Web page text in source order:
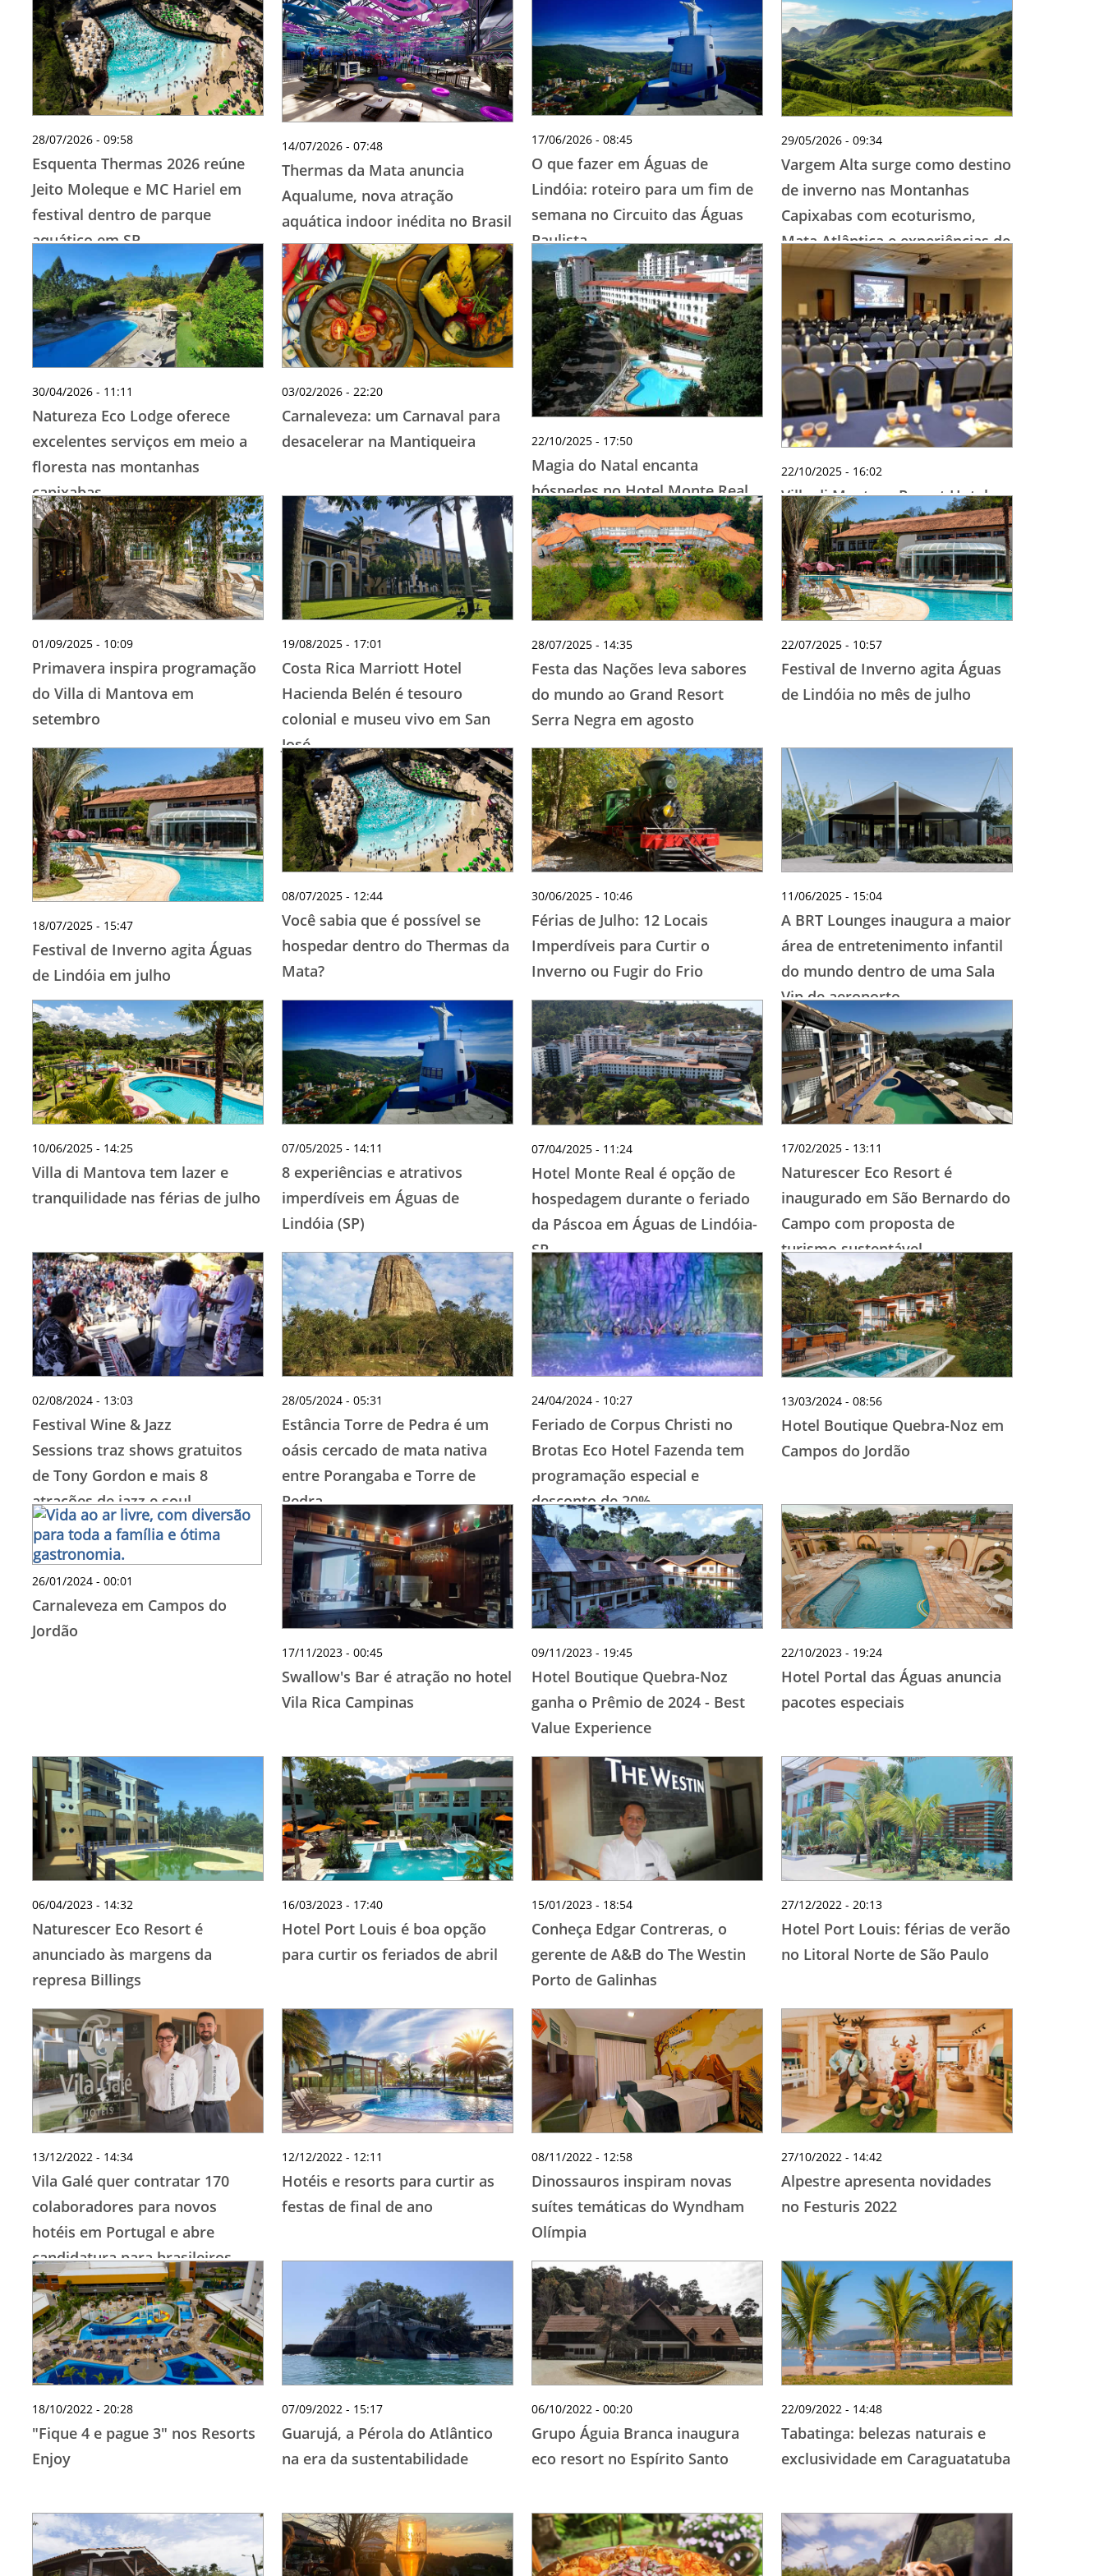
TESTADO E APROVADO
ÚLTIMAS NOTÍCIAS
PARCEIROS
QUEM SOMOS - EQUIPE
CONTATO
28/07/2026 - 09:58
Esquenta Thermas 2026 reúne
Jeito Moleque e MC Hariel em
festival dentro de parque
aquático em SP
14/07/2026 - 07:48
Thermas da Mata anuncia
Aqualume, nova atração
aquática indoor inédita no Brasil
17/06/2026 - 08:45
O que fazer em Águas de
Lindóia: roteiro para um fim de
semana no Circuito das Águas
Paulista
29/05/2026 - 09:34
Vargem Alta surge como destino
de inverno nas Montanhas
Capixabas com ecoturismo,
Mata Atlântica e experiências de
bem-estar
30/04/2026 - 11:11
Natureza Eco Lodge oferece
excelentes serviços em meio a
floresta nas montanhas
capixabas
03/02/2026 - 22:20
Carnaleveza: um Carnaval para
desacelerar na Mantiqueira
22/10/2025 - 17:50
Magia do Natal encanta
hóspedes no Hotel Monte Real
em Águas de Lindóia
22/10/2025 - 16:02
Villa di Mantova Resort Hotel:
luxo e natureza para eventos
inesquecíveis na Serra da
Mantiqueira
01/09/2025 - 10:09
Primavera inspira programação
do Villa di Mantova em
setembro
19/08/2025 - 17:01
Costa Rica Marriott Hotel
Hacienda Belén é tesouro
colonial e museu vivo em San
José
28/07/2025 - 14:35
Festa das Nações leva sabores
do mundo ao Grand Resort
Serra Negra em agosto
22/07/2025 - 10:57
Festival de Inverno agita Águas
de Lindóia no mês de julho
18/07/2025 - 15:47
Festival de Inverno agita Águas
de Lindóia em julho
08/07/2025 - 12:44
Você sabia que é possível se
hospedar dentro do Thermas da
Mata?
30/06/2025 - 10:46
Férias de Julho: 12 Locais
Imperdíveis para Curtir o
Inverno ou Fugir do Frio
11/06/2025 - 15:04
A BRT Lounges inaugura a maior
área de entretenimento infantil
do mundo dentro de uma Sala
Vip de aeroporto
10/06/2025 - 14:25
Villa di Mantova tem lazer e
tranquilidade nas férias de julho
07/05/2025 - 14:11
8 experiências e atrativos
imperdíveis em Águas de
Lindóia (SP)
07/04/2025 - 11:24
Hotel Monte Real é opção de
hospedagem durante o feriado
da Páscoa em Águas de Lindóia-
SP
17/02/2025 - 13:11
Naturescer Eco Resort é
inaugurado em São Bernardo do
Campo com proposta de
turismo sustentável
02/08/2024 - 13:03
Festival Wine & Jazz
Sessions traz shows gratuitos
de Tony Gordon e mais 8
atrações de jazz e soul
28/05/2024 - 05:31
Estância Torre de Pedra é um
oásis cercado de mata nativa
entre Porangaba e Torre de
Pedra
24/04/2024 - 10:27
Feriado de Corpus Christi no
Brotas Eco Hotel Fazenda tem
programação especial e
desconto de 20%
13/03/2024 - 08:56
Hotel Boutique Quebra-Noz em
Campos do Jordão
26/01/2024 - 00:01
Carnaleveza em Campos do
Jordão
17/11/2023 - 00:45
Swallow's Bar é atração no hotel
Vila Rica Campinas
09/11/2023 - 19:45
Hotel Boutique Quebra-Noz
ganha o Prêmio de 2024 - Best
Value Experience
22/10/2023 - 19:24
Hotel Portal das Águas anuncia
pacotes especiais
06/04/2023 - 14:32
Naturescer Eco Resort é
anunciado às margens da
represa Billings
16/03/2023 - 17:40
Hotel Port Louis é boa opção
para curtir os feriados de abril
15/01/2023 - 18:54
Conheça Edgar Contreras, o
gerente de A&B do The Westin
Porto de Galinhas
27/12/2022 - 20:13
Hotel Port Louis: férias de verão
no Litoral Norte de São Paulo
13/12/2022 - 14:34
Vila Galé quer contratar 170
colaboradores para novos
hotéis em Portugal e abre
candidatura para brasileiros
12/12/2022 - 12:11
Hotéis e resorts para curtir as
festas de final de ano
08/11/2022 - 12:58
Dinossauros inspiram novas
suítes temáticas do Wyndham
Olímpia
27/10/2022 - 14:42
Alpestre apresenta novidades
no Festuris 2022
18/10/2022 - 20:28
"Fique 4 e pague 3" nos Resorts
Enjoy
07/09/2022 - 15:17
Guarujá, a Pérola do Atlântico
na era da sustentabilidade
06/10/2022 - 00:20
Grupo Águia Branca inaugura
eco resort no Espírito Santo
22/09/2022 - 14:48
Tabatinga: belezas naturais e
exclusividade em Caraguatatuba